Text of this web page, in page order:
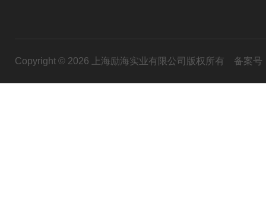
Copyright © 2026 上海励海实业有限公司版权所有 备案号